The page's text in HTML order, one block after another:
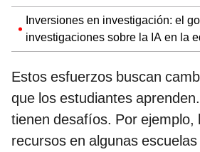
Inversiones en investigación: el
investigaciones sobre la IA en la
Estos esfuerzos buscan
que los estudiantes
tienen desafíos. Por ejemplo,
recursos en algunas